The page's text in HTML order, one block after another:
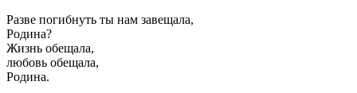
Разве погибнуть ты нам завещала,
Родина?
Жизнь обещала,
любовь обещала,
Родина.